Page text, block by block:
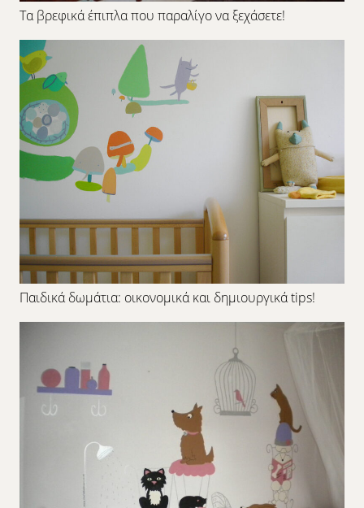
Τα βρεφικά έπιπλα που παραλίγο να ξεχάσετε!
Παιδικά δωμάτια: οικονομικά και δημιουργικά tips!